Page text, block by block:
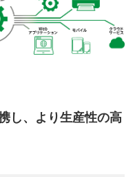
し、より生産性の高